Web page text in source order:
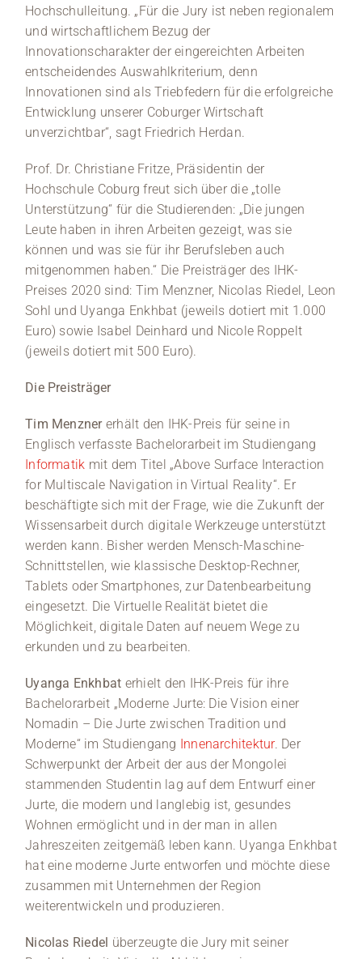
Hochschulleitung. „Für die Jury ist neben regionalem
und wirtschaftlichem Bezug der
Innovationscharakter der eingereichten Arbeiten
entscheidendes Auswahlkriterium, denn
Innovationen sind als Triebfedern für die erfolgreiche
Entwicklung unserer Coburger Wirtschaft
unverzichtbar“, sagt Friedrich Herdan.
Prof. Dr. Christiane Fritze, Präsidentin der
Hochschule Coburg freut sich über die „tolle
Unterstützung“ für die Studierenden: „Die jungen
Leute haben in ihren Arbeiten gezeigt, was sie
können und was sie für ihr Berufsleben auch
mitgenommen haben.“ Die Preisträger des IHK-
Preises 2020 sind: Tim Menzner, Nicolas Riedel, Leon
Sohl und Uyanga Enkhbat (jeweils dotiert mit 1.000
Euro) sowie Isabel Deinhard und Nicole Roppelt
(jeweils dotiert mit 500 Euro).
Die Preisträger
Tim Menzner erhält den IHK-Preis für seine in
Englisch verfasste Bachelorarbeit im Studiengang
Informatik mit dem Titel „Above Surface Interaction
for Multiscale Navigation in Virtual Reality“. Er
beschäftigte sich mit der Frage, wie die Zukunft der
Wissensarbeit durch digitale Werkzeuge unterstützt
werden kann. Bisher werden Mensch-Maschine-
Schnittstellen, wie klassische Desktop-Rechner,
Tablets oder Smartphones, zur Datenbearbeitung
eingesetzt. Die Virtuelle Realität bietet die
Möglichkeit, digitale Daten auf neuem Wege zu
erkunden und zu bearbeiten.
Uyanga Enkhbat erhielt den IHK-Preis für ihre
Bachelorarbeit „Moderne Jurte: Die Vision einer
Nomadin – Die Jurte zwischen Tradition und
Moderne“ im Studiengang Innenarchitektur. Der
Schwerpunkt der Arbeit der aus der Mongolei
stammenden Studentin lag auf dem Entwurf einer
Jurte, die modern und langlebig ist, gesundes
Wohnen ermöglicht und in der man in allen
Jahreszeiten zeitgemäß leben kann. Uyanga Enkhbat
hat eine moderne Jurte entworfen und möchte diese
zusammen mit Unternehmen der Region
weiterentwickeln und produzieren.
Nicolas Riedel überzeugte die Jury mit seiner